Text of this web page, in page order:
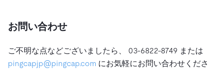
お問い合わせ
ご不明な点などございましたら、 03-6822-8749 または
pingcapjp@pingcap.com にお気軽にお問い合わせくださ